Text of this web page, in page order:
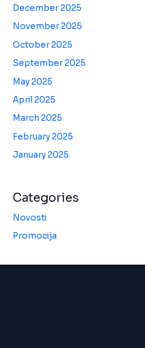
December 2025
November 2025
October 2025
September 2025
May 2025
April 2025
March 2025
February 2025
January 2025
Categories
Novosti
Promocija